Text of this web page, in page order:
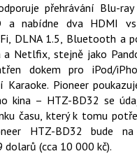
přehrávání Blu-
a nabídne dva HDMI
DLNA 1.5, Bluetooth a
a Netlfix, stejně jako
dokem pro iPod/
Pioneer
kina – HTZ-BD32 se
času, který k tomu
HTZ-BD32 bude
dolarů (cca 10 000 kč).